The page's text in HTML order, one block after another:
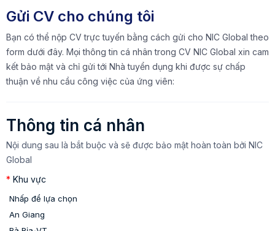
Gửi CV cho chúng tôi
Bạn có thể nộp CV trực tuyến bằng cách gửi cho NIC Global theo
form dưới đây. Mọi thông tin cá nhân trong CV NIC Global xin cam
kết bảo mật và chỉ gửi tới Nhà tuyển dụng khi được sự chấp
thuận về nhu cầu công việc của ứng viên:
Thông tin cá nhân
Nội dung sau là bắt buộc và sẽ được bảo mật hoàn toàn bởi NIC
Global
* Khu vực